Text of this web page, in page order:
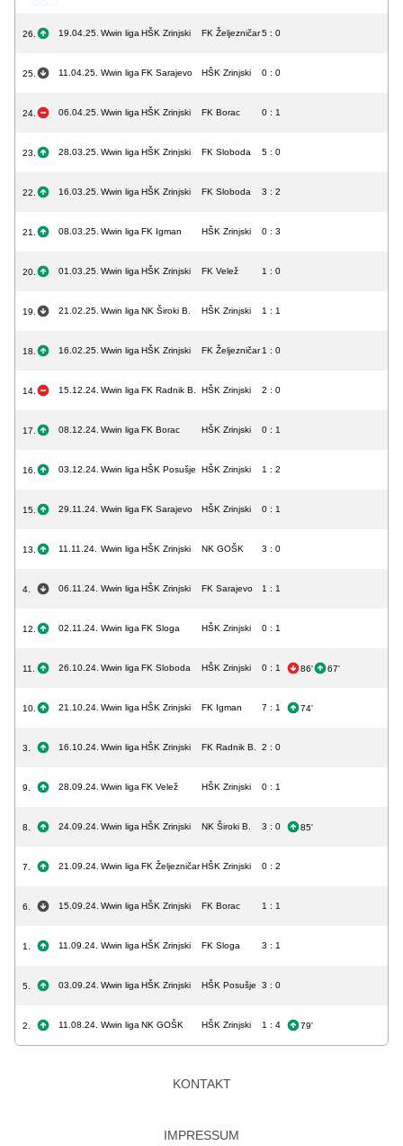
26. 19.04.25. Wwin liga HŠK Zrinjski FK Željezničar5 : 0
25. 11.04.25. Wwin liga FK Sarajevo HŠK Zrinjski 0 : 0
24. 06.04.25. Wwin liga HŠK Zrinjski FK Borac 0 : 1
23. 28.03.25. Wwin liga HŠK Zrinjski FK Sloboda 5 : 0
22. 16.03.25. Wwin liga HŠK Zrinjski FK Sloboda 3 : 2
21. 08.03.25. Wwin liga FK Igman HŠK Zrinjski 0 : 3
20. 01.03.25. Wwin liga HŠK Zrinjski FK Velež 1 : 0
19. 21.02.25. Wwin liga NK Široki B. HŠK Zrinjski 1 : 1
18. 16.02.25. Wwin liga HŠK Zrinjski FK Željezničar 1 : 0
14. 15.12.24. Wwin liga FK Radnik B. HŠK Zrinjski 2 : 0
17. 08.12.24. Wwin liga FK Borac HŠK Zrinjski 0 : 1
16. 03.12.24. Wwin liga HŠK Posušje HŠK Zrinjski 1 : 2
15. 29.11.24. Wwin liga FK Sarajevo HŠK Zrinjski 0 : 1
13. 11.11.24. Wwin liga HŠK Zrinjski NK GOŠK 3 : 0
4. 06.11.24. Wwin liga HŠK Zrinjski FK Sarajevo 1 : 1
12. 02.11.24. Wwin liga FK Sloga HŠK Zrinjski 0 : 1
11. 26.10.24. Wwin liga FK Sloboda HŠK Zrinjski 0 : 1 86' 67'
10. 21.10.24. Wwin liga HŠK Zrinjski FK Igman 7 : 1 74'
3. 16.10.24. Wwin liga HŠK Zrinjski FK Radnik B. 2 : 0
9. 28.09.24. Wwin liga FK Velež HŠK Zrinjski 0 : 1
8. 24.09.24. Wwin liga HŠK Zrinjski NK Široki B. 3 : 0 85'
7. 21.09.24. Wwin liga FK ŽeljezničarHŠK Zrinjski 0 : 2
6. 15.09.24. Wwin liga HŠK Zrinjski FK Borac 1 : 1
1. 11.09.24. Wwin liga HŠK Zrinjski FK Sloga 3 : 1
5. 03.09.24. Wwin liga HŠK Zrinjski HŠK Posušje 3 : 0
2. 11.08.24. Wwin liga NK GOŠK HŠK Zrinjski 1 : 4 79'
KONTAKT
IMPRESSUM